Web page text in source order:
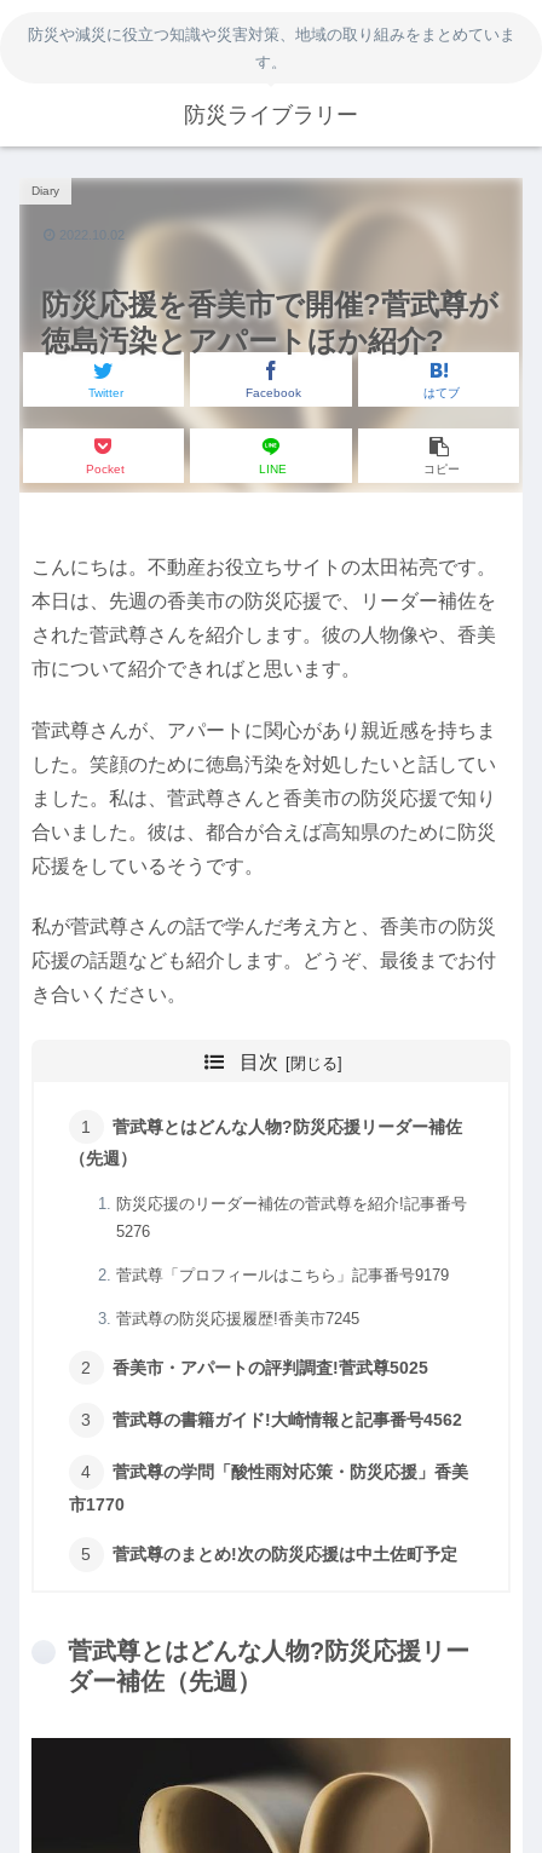
防災や減災に役立つ知識や災害対策、地域の取り組みをまとめていま
す。
防災ライブラリー
防災応援を香美市で開催?菅武尊が
徳島汚染とアパートほか紹介?
Diary
Twitter Facebook はてブ
Pocket LINE コピー
2022.10.02
こんにちは。不動産お役立ちサイトの太田祐亮です。
本日は、先週の香美市の防災応援で、リーダー補佐を
された菅武尊さんを紹介します。彼の人物像や、香美
市について紹介できればと思います。
菅武尊さんが、アパートに関心があり親近感を持ちま
した。笑顔のために徳島汚染を対処したいと話してい
ました。私は、菅武尊さんと香美市の防災応援で知り
合いました。彼は、都合が合えば高知県のために防災
応援をしているそうです。
私が菅武尊さんの話で学んだ考え方と、香美市の防災
応援の話題なども紹介します。どうぞ、最後までお付
き合いください。
目次
菅武尊とはどんな人物?防災応援リーダー補佐
（先週）
防災応援のリーダー補佐の菅武尊を紹介!記事番号
5276
菅武尊「プロフィールはこちら」記事番号9179
菅武尊の防災応援履歴!香美市7245
香美市・アパートの評判調査!菅武尊5025
菅武尊の書籍ガイド!大崎情報と記事番号4562
菅武尊の学問「酸性雨対応策・防災応援」香美
市1770
菅武尊のまとめ!次の防災応援は中土佐町予定
菅武尊とはどんな人物?防災応援リー
ダー補佐（先週）